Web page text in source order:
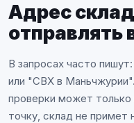
Адрес
отправлять
В запросах часто
или "СВХ в
проверки может только
точку, склад не примет